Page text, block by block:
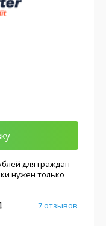
для граждан
нужен только
7 отзывов